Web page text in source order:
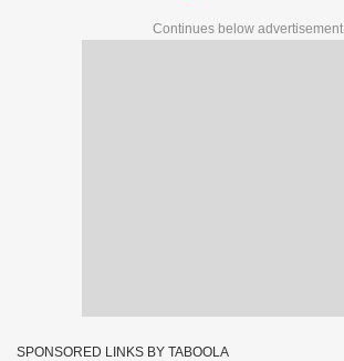
Continues below advertisement
SPONSORED LINKS BY TABOOLA